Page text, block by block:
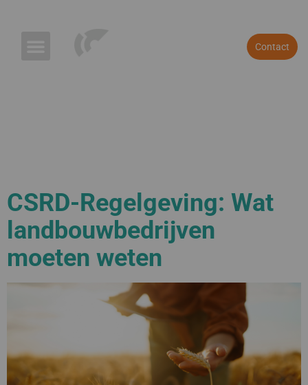
Contact
CSRD-Regelgeving: Wat
landbouwbedrijven
moeten weten